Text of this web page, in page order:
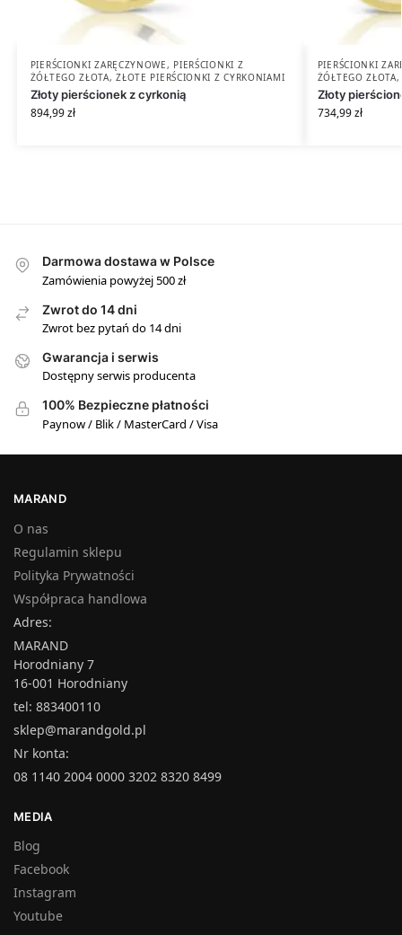
PIERŚCIONKI ZARĘCZYNOWE, PIERŚCIONKI Z
ŻÓŁTEGO ZŁOTA,ZŁOTE PIERŚCIONKI Z CYRKONIAMI
Złoty pierścionek z cyrkonią
894,99zł
PIERŚCIONKI
ŻÓŁTEGO ZŁOTA
Złoty
734,99zł
Darmowa dostawa w Polsce
Zamówienia powyżej 500 zł
Zwrot do 14 dni
Zwrot bez pytań do 14 dni
Gwarancja i serwis
Dostępny serwis producenta
100% Bezpieczne płatności
Paynow / Blik / MasterCard / Visa
MARAND
O nas
Regulamin sklepu
Polityka Prywatności
Współpraca handlowa
Adres:
MARAND
Horodniany 7
16-001 Horodniany
tel: 883400110
sklep@marandgold.pl
Nr konta:
08 1140 2004 0000 3202 8320 8499
MEDIA
Blog
Facebook
Instagram
Youtube